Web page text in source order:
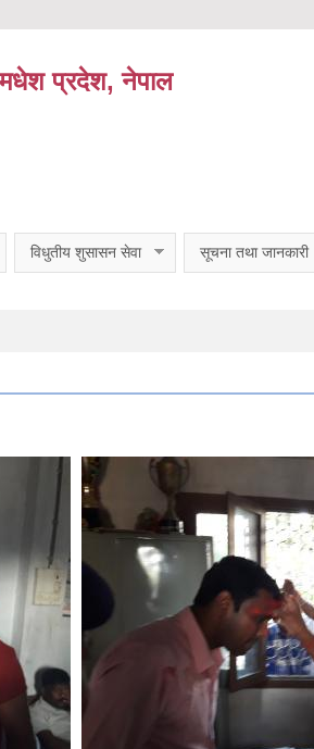
मधेश प्रदेश, नेपाल
विधुतीय शुसासन सेवा सूचना तथा जानकारी